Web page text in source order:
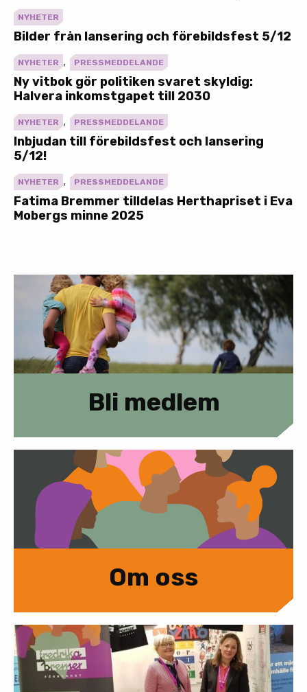
NYHETER
Bilder från lansering och förebildsfest 5/12
NYHETER , PRESSMEDDELANDE
Ny vitbok gör politiken svaret skyldig:
Halvera inkomstgapet till 2030
NYHETER , PRESSMEDDELANDE
Inbjudan till förebildsfest och lansering
5/12!
NYHETER , PRESSMEDDELANDE
Fatima Bremmer tilldelas Herthapriset i Eva
Mobergs minne 2025
Bli medlem
Om oss